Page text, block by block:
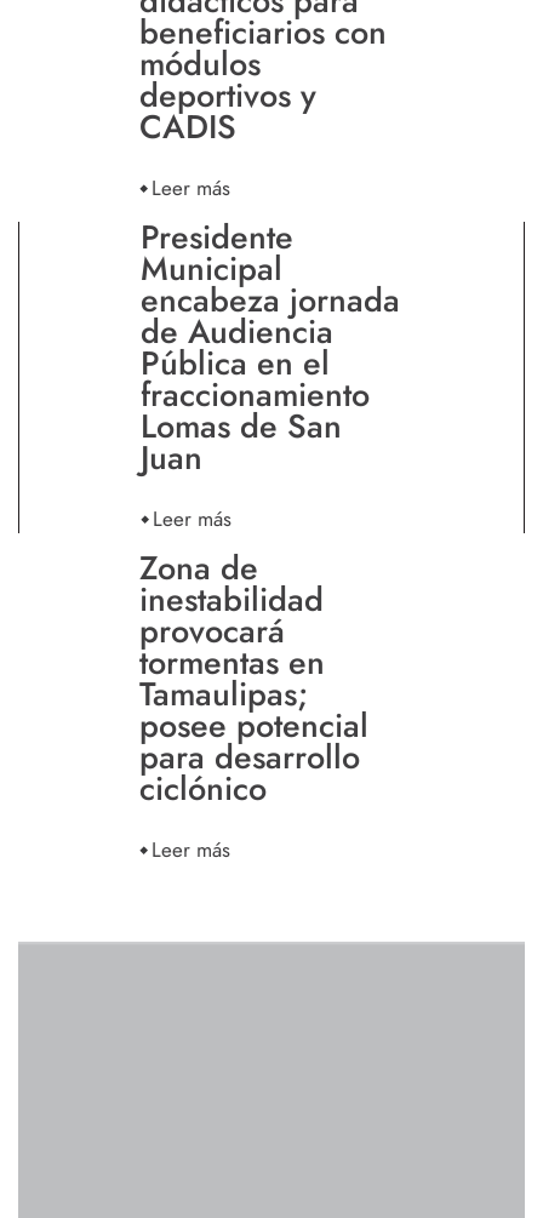
beneficiarios con
módulos
deportivos y
CADIS
Leer más
Presidente
Municipal
encabeza jornada
de Audiencia
Pública en el
fraccionamiento
Lomas de San
Juan
Leer más
Zona de
inestabilidad
provocará
tormentas en
Tamaulipas;
posee potencial
para desarrollo
ciclónico
Leer más